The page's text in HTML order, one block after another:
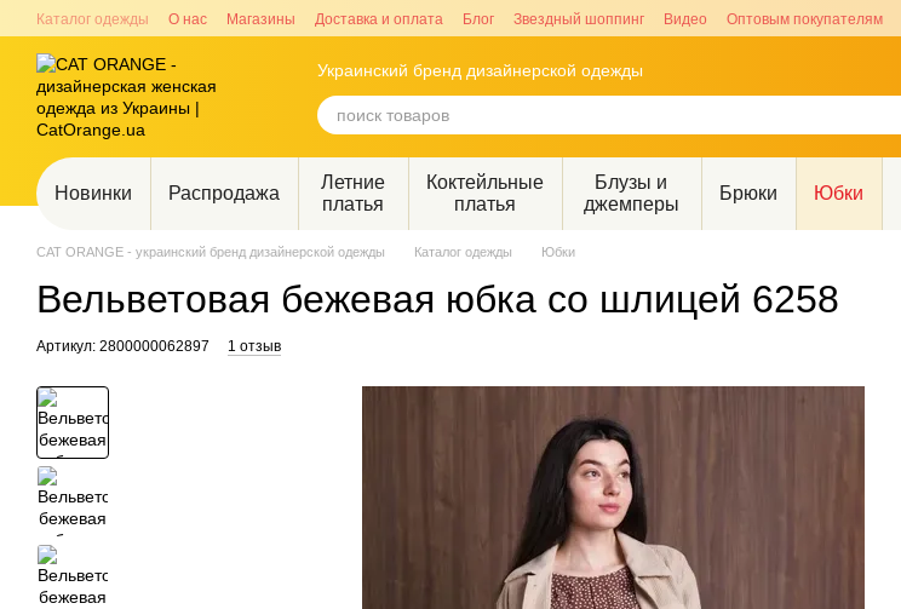
Перейти к основному контенту
Каталог одежды О нас Магазины Доставка и оплата Блог Звездный шоппинг Видео Оптовым покупателям
Украинский бренд дизайнерской одежды
Новинки Распродажа
Летние
платья
Коктейльные
платья
Блузы и
джемперы
Брюки Юбки
CAT ORANGE - украинский бренд дизайнерской одежды Каталог одежды Юбки
Вельветовая бежевая юбка со шлицей 6258
Артикул: 2800000062897 1 отзыв